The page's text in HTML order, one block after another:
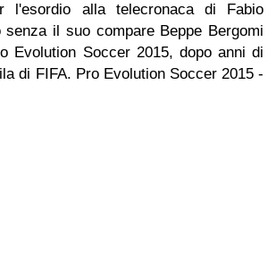
l'esordio alla telecronaca di Fabio
senza il suo compare Beppe Bergomi
Evolution Soccer 2015, dopo anni di
di FIFA. Pro Evolution Soccer 2015 -